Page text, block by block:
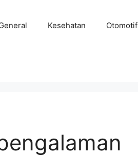
Kesehatan Otomotif